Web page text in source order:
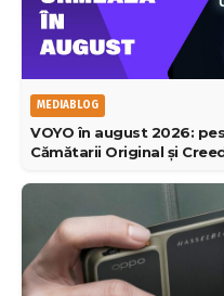
MEDIABLOG
VOYO în august 2026:
Cămătarii Original și